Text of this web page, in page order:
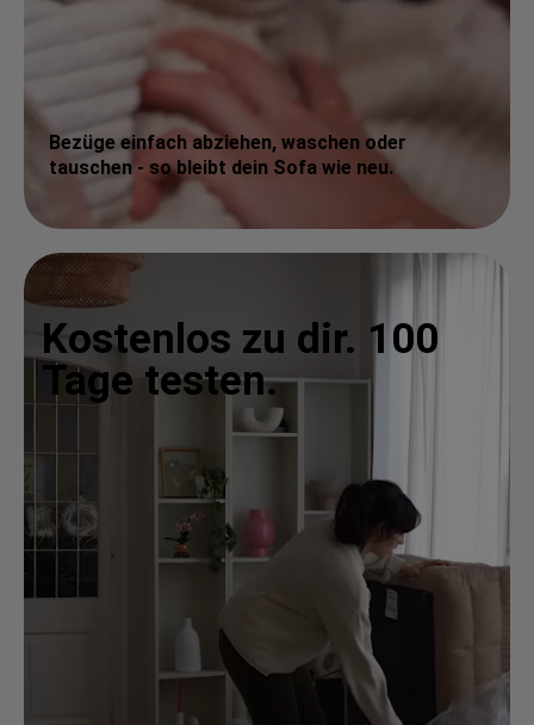
Bezüge einfach abziehen, waschen oder
tauschen - so bleibt dein Sofa wie neu.
Kostenlos zu dir. 100
Tage testen.